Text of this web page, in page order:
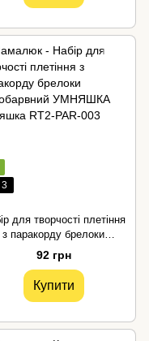
3
для творчості плетіння
з паракорду брелоки
різнобарвний УМНЯШКА
92 грн
Купити